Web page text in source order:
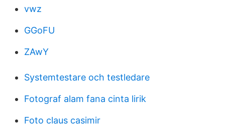
vwz
GGoFU
ZAwY
Systemtestare och testledare
Fotograf alam fana cinta lirik
Foto claus casimir